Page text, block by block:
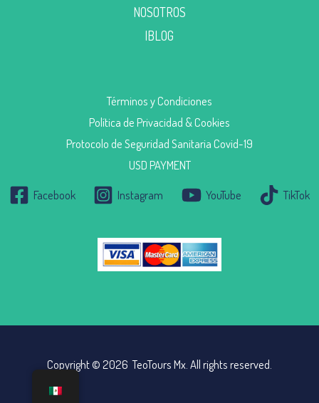
NOSOTROS
|BLOG
Términos y Condiciones
Política de Privacidad & Cookies
Protocolo de Seguridad Sanitaria Covid-19
USD PAYMENT
Facebook Instagram YouTube TikTok
Copyright © 2026 TeoTours Mx. All rights reserved.